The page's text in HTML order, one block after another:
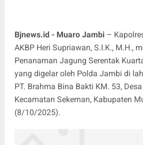
Bjnews.id - Muaro Jambi –
AKBP Heri Supriawan, S.I.K., M.H.,
Penanaman Jagung Serentak
yang digelar oleh Polda Jambi di
PT. Brahma Bina Bakti KM. 53,
Kecamatan Sekernan, Kabupaten
(8/10/2025).